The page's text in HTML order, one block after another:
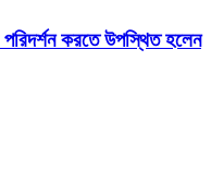
করতে উপস্থিত হলেন